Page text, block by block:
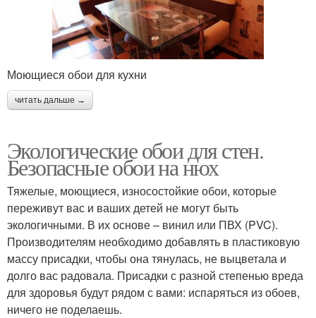
Моющиеся обои для кухни
читать дальше →
Экологические обои для стен.
Безопасные обои на нюх
Тяжелые, моющиеся, износостойкие обои, которые
переживут вас и ваших детей не могут быть
экологичными. В их основе – винил или ПВХ (PVC).
Производителям необходимо добавлять в пластиковую
массу присадки, чтобы она тянулась, не выцветала и
долго вас радовала. Присадки с разной степенью вреда
для здоровья будут рядом с вами: испаряться из обоев,
ничего не поделаешь.